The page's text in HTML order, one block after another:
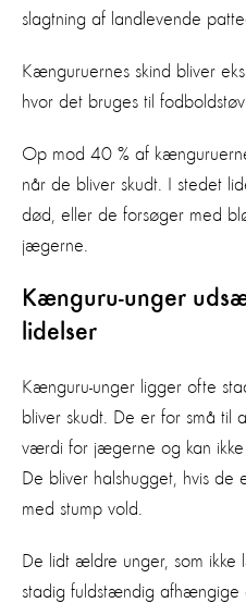
slagtning af landlevende
Kænguruernes skind bliver
hvor det bruges til
Op mod 40 % af
når de bliver skudt. I stedet
død, eller de forsøger med
jægerne.
Kænguru-unger
lidelser
Kænguru-unger ligger ofte
bliver skudt. De er for små til
værdi for jægerne og kan ikke
De bliver halshugget, hvis de
med stump vold.
De lidt ældre unger, som
stadig fuldstændig afhængige